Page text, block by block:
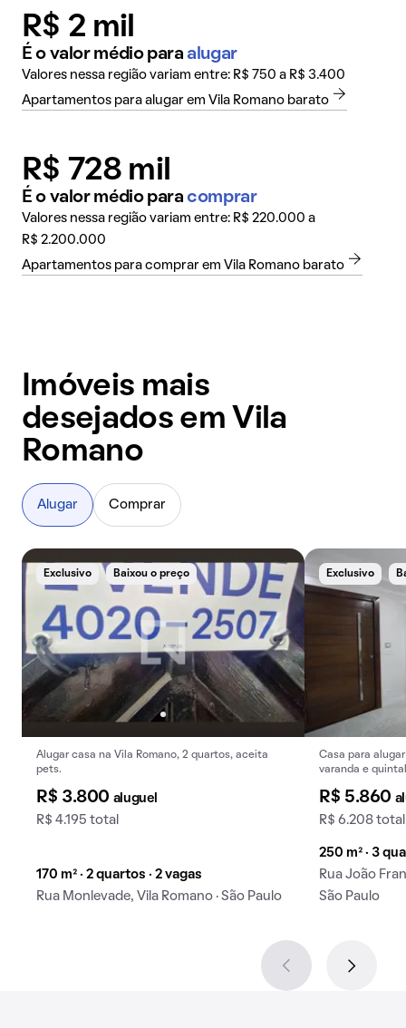
R$ 2 mil
É o valor médio para alugar
Valores nessa região variam entre: R$ 750 a R$ 3.400
Apartamentos para alugar em Vila Romano barato
R$ 728 mil
É o valor médio para comprar
Valores nessa região variam entre: R$ 220.000 a
R$ 2.200.000
Apartamentos para comprar em Vila Romano barato
Imóveis mais
desejados em Vila
Romano
Exclusivo Baixou o preço
Alugar casa na Vila Romano, 2 quartos, aceita
pets.
R$ 3.800 aluguel
R$ 4.195 total
170 m² · 2 quartos · 2 vagas
Rua Monlevade, Vila Romano · São Paulo
Exclusivo
Casa para
varanda e
R$ 5.860
R$ 6.208 total
250 m² · 3
Rua João
São Paulo
Alugar Comprar